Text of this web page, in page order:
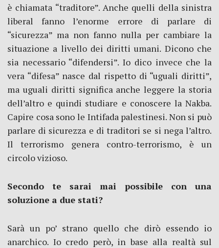
è chiamata “traditore”. Anche quelli della sinistra
liberal fanno l’enorme errore di parlare di
“sicurezza” ma non fanno nulla per cambiare la
situazione a livello dei diritti umani. Dicono che
sia necessario “difendersi”. Io dico invece che la
vera “difesa” nasce dal rispetto di “uguali diritti”,
ma uguali diritti significa anche leggere la storia
dell’altro e quindi studiare e conoscere la Nakba.
Capire cosa sono le Intifada palestinesi. Non si può
parlare di sicurezza e di traditori se si nega l’altro.
Il terrorismo genera contro-terrorismo, è un
circolo vizioso.
Secondo te sarai mai possibile con una
soluzione a due stati?
Sarà un po’ strano quello che dirò essendo io
anarchico. Io credo però, in base alla realtà sul